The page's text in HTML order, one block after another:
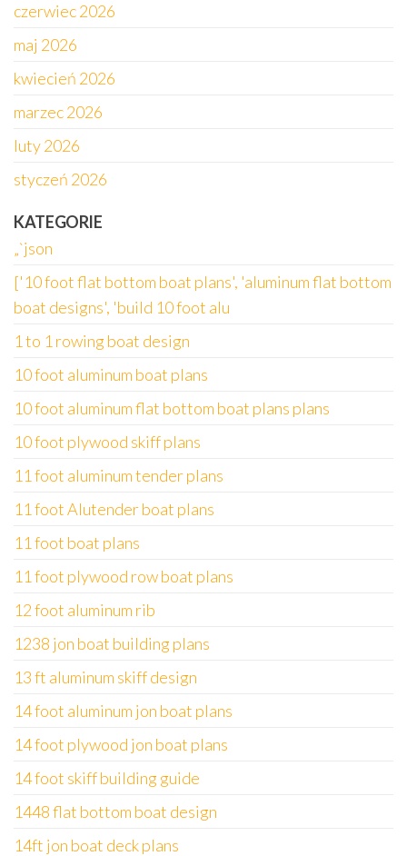
czerwiec 2026
maj 2026
kwiecień 2026
marzec 2026
luty 2026
styczeń 2026
KATEGORIE
„`json
['10 foot flat bottom boat plans', 'aluminum flat bottom
boat designs', 'build 10 foot alu
1 to 1 rowing boat design
10 foot aluminum boat plans
10 foot aluminum flat bottom boat plans plans
10 foot plywood skiff plans
11 foot aluminum tender plans
11 foot Alutender boat plans
11 foot boat plans
11 foot plywood row boat plans
12 foot aluminum rib
1238 jon boat building plans
13 ft aluminum skiff design
14 foot aluminum jon boat plans
14 foot plywood jon boat plans
14 foot skiff building guide
1448 flat bottom boat design
14ft jon boat deck plans